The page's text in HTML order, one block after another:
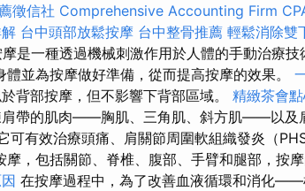
徵信社 Comprehensive Accounting Firm
台中頭部放鬆按摩 台中整骨推薦 輕鬆消除雙
是一種透過機械刺激作用於人體的手動治療
並為按摩做好準備，從而提高按摩的效果。
背部按摩，但不影響下背部區域。 精緻茶會
肩帶的肌肉——胸肌、三角肌、斜方肌——以及
可有效治療頭痛、肩關節周圍軟組織發炎（
，包括關節、脊椎、腹部、手臂和腿部，按
在按摩過程中，為了改善血液循環和消化